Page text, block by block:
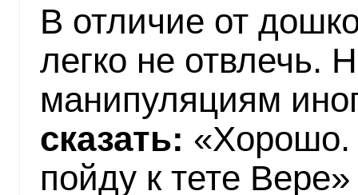
В отличие от
легко не отвлечь.
манипуляциям
сказать:
пойду к тете